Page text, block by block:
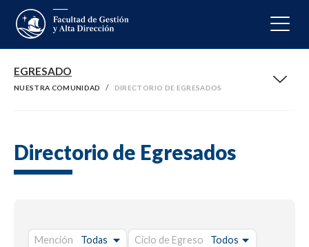
EGRESADO
NUESTRA COMUNIDAD DIRECTORIO DE EGRESADOS
Directorio de Egresados
Mención Ciclo de Egreso